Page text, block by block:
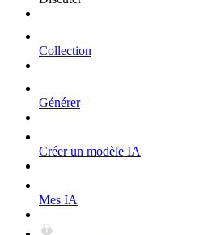
Collection
Générer
Créer un modèle IA
Mes IA